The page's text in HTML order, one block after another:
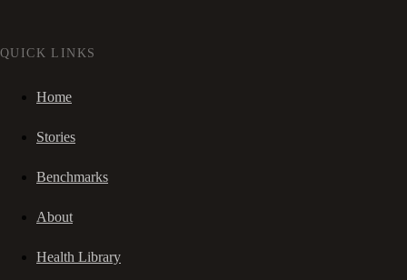
QUICK LINKS
Home
Stories
Benchmarks
About
Health Library